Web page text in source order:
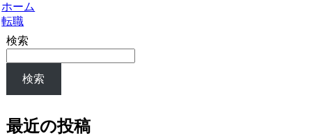
ホーム
転職
検索
検索
最近の投稿